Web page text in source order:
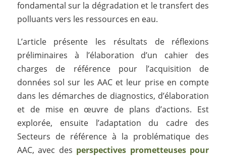
fondamental sur la dégradation et le transfert des
polluants vers les ressources en eau.
L’article présente les résultats de réflexions
préliminaires à l’élaboration d’un cahier des
charges de référence pour l’acquisition de
données sol sur les AAC et leur prise en compte
dans les démarches de diagnostics, d’élaboration
et de mise en œuvre de plans d’actions. Est
explorée, ensuite l’adaptation du cadre des
Secteurs de référence à la problématique des
AAC, avec des perspectives prometteuses pour